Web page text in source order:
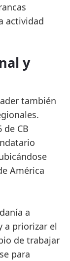
actividad
y
también
de CB
América
a
a priorizar el
de trabajar
para